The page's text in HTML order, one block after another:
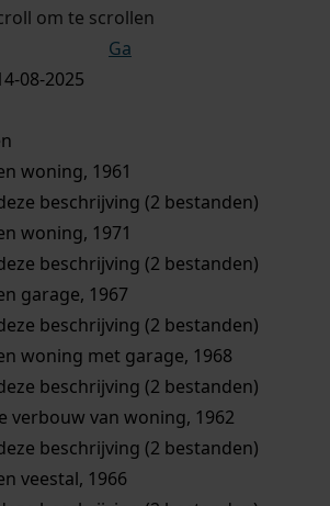
om te scrollen
Ga
08-2025
woning, 1961
beschrijving (2 bestanden)
woning, 1971
beschrijving (2 bestanden)
garage, 1967
beschrijving (2 bestanden)
woning met garage, 1968
beschrijving (2 bestanden)
verbouw van woning, 1962
beschrijving (2 bestanden)
veestal, 1966